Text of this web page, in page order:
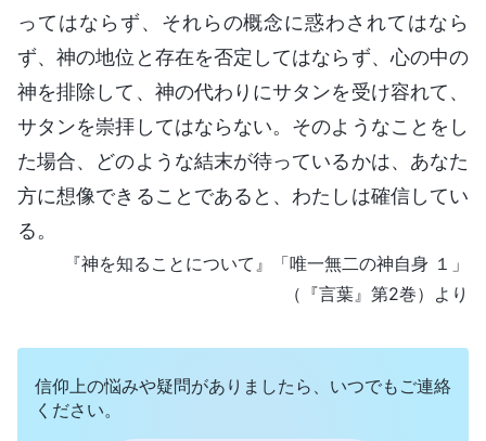
ってはならず、それらの概念に惑わされてはなら
ず、神の地位と存在を否定してはならず、心の中の
神を排除して、神の代わりにサタンを受け容れて、
サタンを崇拝してはならない。そのようなことをし
た場合、どのような結末が待っているかは、あなた
方に想像できることであると、わたしは確信してい
る。
『神を知ることについて』「唯一無二の神自身 １」
（『言葉』第2巻）より
信仰上の悩みや疑問がありましたら、いつでもご連絡
ください。